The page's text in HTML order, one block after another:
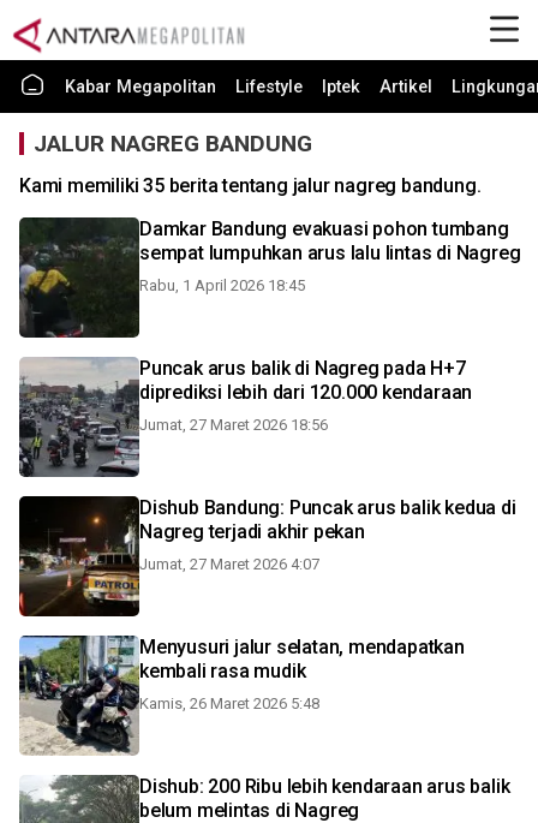
Kabar Megapolitan Lifestyle Iptek Artikel
JALUR NAGREG BANDUNG
Kami memiliki 35 berita tentang jalur nagreg bandung.
Damkar Bandung evakuasi pohon tumbang
sempat lumpuhkan arus lalu lintas di Nagreg
Rabu, 1 April 2026 18:45
Puncak arus balik di Nagreg pada H+7
diprediksi lebih dari 120.000 kendaraan
Jumat, 27 Maret 2026 18:56
Dishub Bandung: Puncak arus balik kedua di
Nagreg terjadi akhir pekan
Jumat, 27 Maret 2026 4:07
Menyusuri jalur selatan, mendapatkan
kembali rasa mudik
Kamis, 26 Maret 2026 5:48
Dishub: 200 Ribu lebih kendaraan arus balik
belum melintas di Nagreg